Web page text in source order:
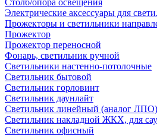
Столб/опора освещения
Электрические аксессуары для
Прожекторы и светильники
Прожектор
Прожектор переносной
Фонарь, светильник ручной
Светильники настенно-потолочные
Светильник бытовой
Светильник горловинт
Светильник даунлайт
Светильник линейный (аналог ЛПО)
Светильник накладной ЖКХ, для
Светильник офисный